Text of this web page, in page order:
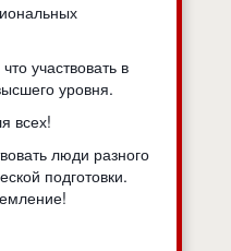
участвовать в
уровня.
всех!
люди разного
подготовки.